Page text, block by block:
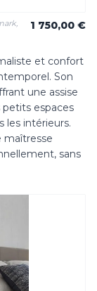
1 750,00 €
et confort
Son
une assise
espaces
les intérieurs.
maîtresse
sans